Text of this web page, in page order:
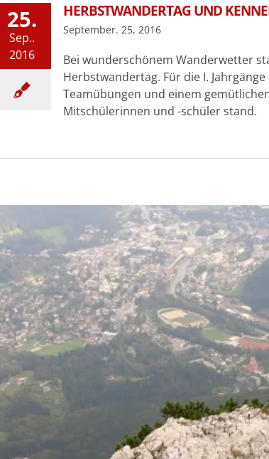
25.
Sep..
2016
HERBSTWANDERTAG UND
September. 25, 2016
Bei wunderschönem Wanderwetter
Herbstwandertag. Für die I.
Teamübungen und einem
Mitschülerinnen und -schüler stand.